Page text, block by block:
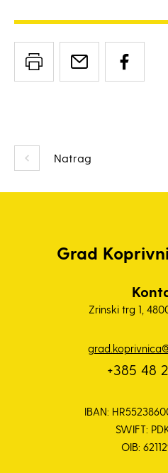
Natrag
Grad
Zrinski trg 1,
+385 48
IBAN:
SWIFT:
OIB: